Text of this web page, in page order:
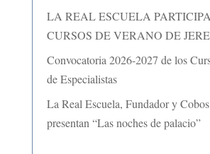
LA REAL ESCUELA
CURSOS DE VERANO DE
Convocatoria 2026-2027 de los
de Especialistas
La Real Escuela, Fundador y
presentan “Las noches de palacio”